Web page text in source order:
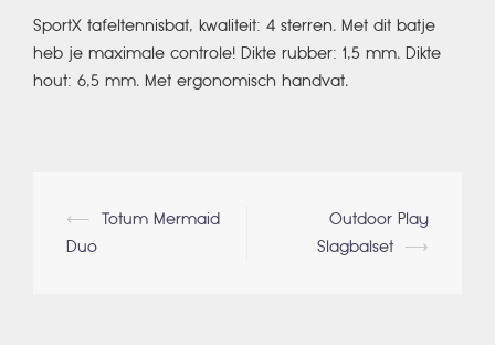
SportX tafeltennisbat, kwaliteit: 4 sterren. Met dit batje
heb je maximale controle! Dikte rubber: 1,5 mm. Dikte
hout: 6,5 mm. Met ergonomisch handvat.
Berichtnavigatie
⟵
Totum Mermaid
Duo
Outdoor Play
Slagbalset
⟶